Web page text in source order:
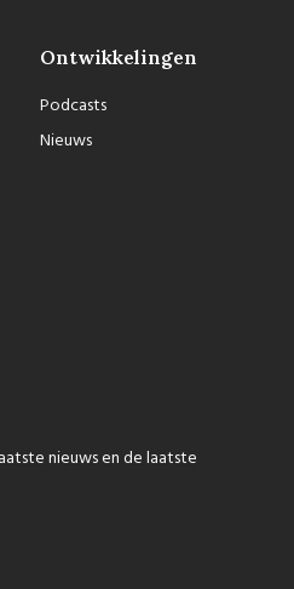
Ontwikkelingen
Podcasts
Nieuws
nieuws en de laatste